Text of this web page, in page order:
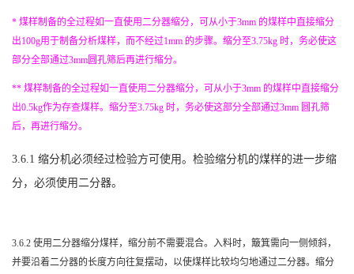
* 煤样制备的全过程如一直使用二分器缩分，可从小于3mm 的煤样中直接缩分
出100g用于制备分析煤样，而不经过1mm 的步骤。缩分至3.75kg 时，务必使这
部分全部通过3mm圆孔筛后再进行缩分。
** 煤样制备的全过程如一直使用二分器缩分，可从小于3mm 的煤样中直接缩分
出0.5kg作为存查煤样。缩分至3.75kg 时，务必使这部分全部通过3mm 圆孔筛
后，再进行缩分。
3.6.1 缩分机必须经过检验方可使用。检验缩分机的煤样的进一步缩
分，必须使用二分器。
3.6.2 使用二分器缩分煤样，缩分前不需要混合。入料时，簸箕需向一侧倾斜，
并要沿着二分器的长度方向往复摆动，以使煤样比较均匀地通过二分器。缩分